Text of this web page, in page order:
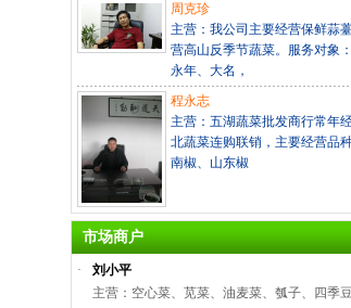
周克珍
主营：我公司主要经营保鲜蒜
营高山反季节蔬菜。服务对象
永年、大名，
程永志
主营：五湖蔬菜批发商行常年
北蔬菜连购联销，主要经营品
南椒、山东椒
市场商户
·
刘小平
主营：空心菜、苋菜、油麦菜、瓠子、四季豆